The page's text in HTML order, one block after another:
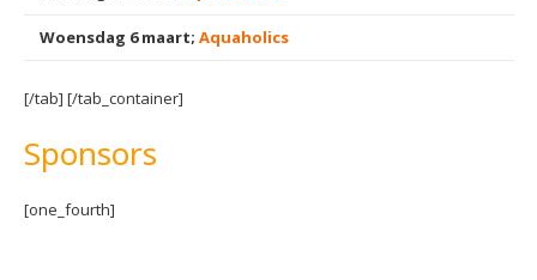
Woensdag 6 maart; Aquaholics
[/tab] [/tab_container]
Sponsors
[one_fourth]